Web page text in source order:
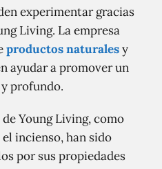
experimentar gracias
Living. La empresa
productos naturalesy
ayudar a promover un
y profundo.
Young Living, como
incienso, han sido
por sus propiedades